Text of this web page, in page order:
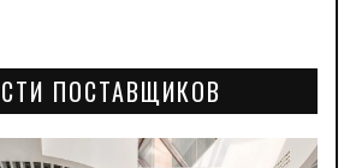
ПОСТАВЩИКОВ